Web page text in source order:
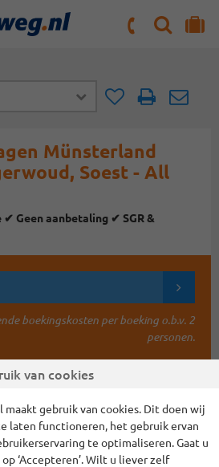
ZOEKENNAAR 'MIJN REIS' OMGEVING
Doorsturen
Münsterland
Soest - All
Geen aanbetaling ✔ SGR &
boekingskosten per boeking o.b.v. 2
personen.
Vertrekgaranties!
van cookies
gebruik van cookies. Dit doen wij
laten functioneren, het gebruik ervan
te optimaliseren. Gaat u
‘Accepteren’. Wilt u liever zelf